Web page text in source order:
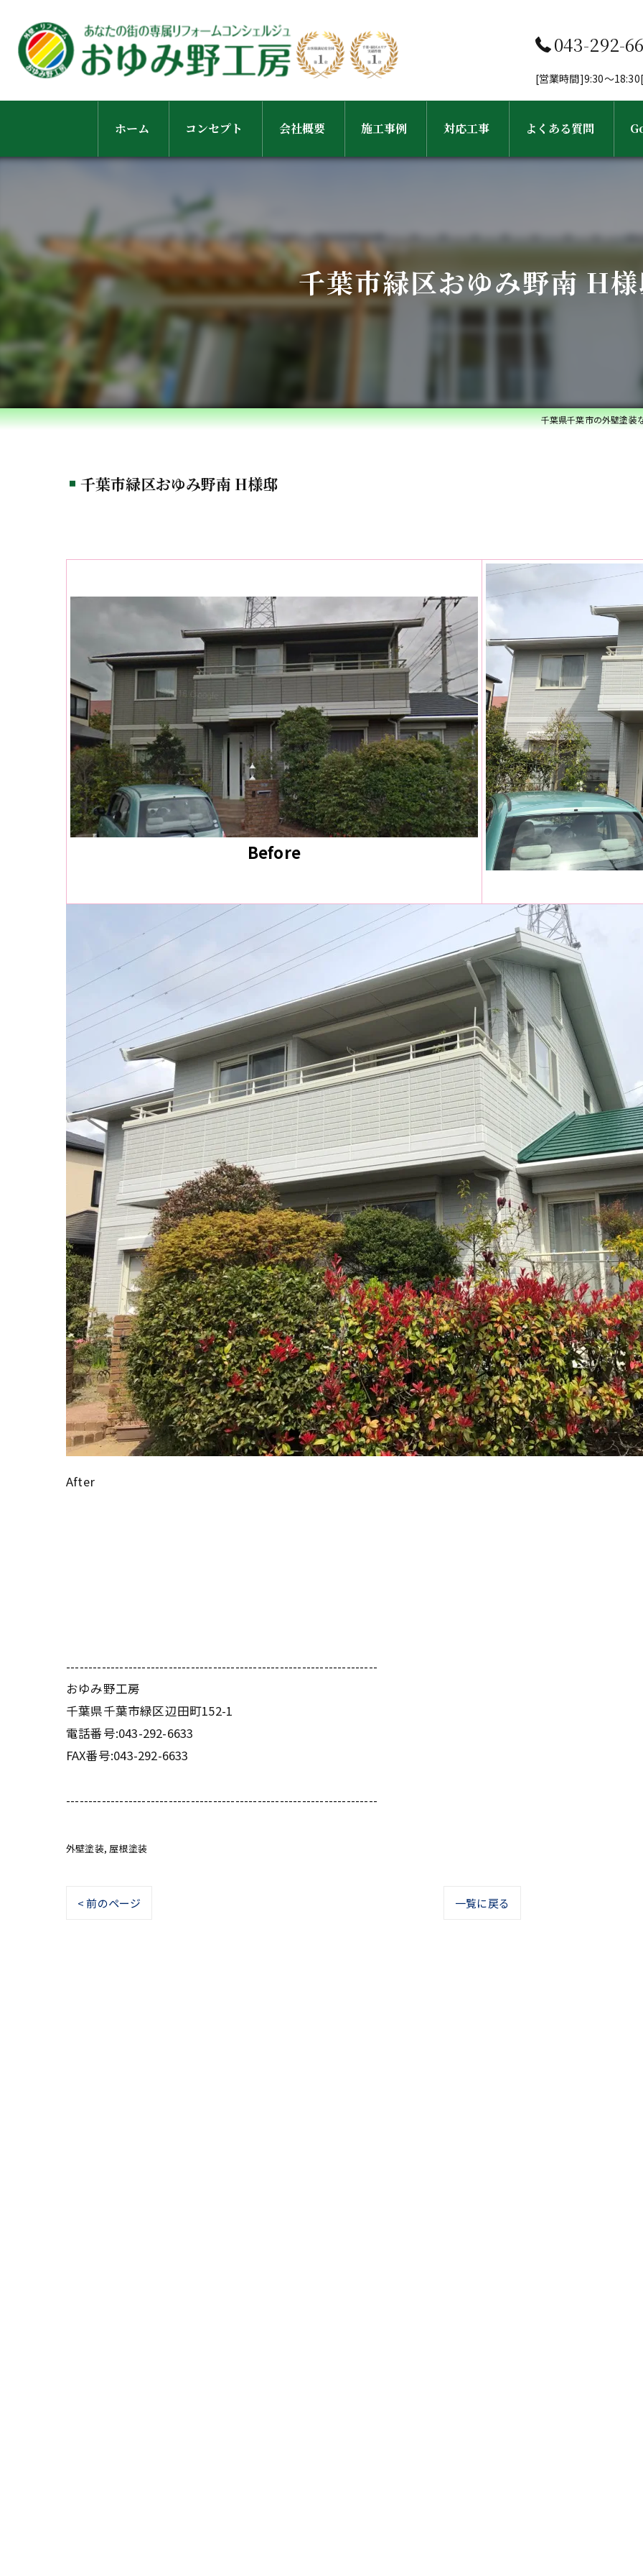
043-292-
[営業時間]9:30～
ホーム コンセプト 会社概要 施工事例 対応工事
屋根塗装・屋根葺き替え工事
雨樋・屋根修理
ベランダ防水・コーキング
よくある質問
千葉市緑区おゆみ野南 H
千葉県千葉市の外壁塗装
千葉市緑区おゆみ野南 H様邸
Before
After
----------------------------------------------------------------------
おゆみ野工房
千葉県千葉市緑区辺田町152-1
電話番号:043-292-6633
FAX番号:043-292-6633
----------------------------------------------------------------------
外壁塗装 屋根塗装
< 前のページ 一覧に戻る